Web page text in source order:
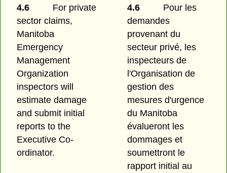
4.6
For private
sector claims,
Manitoba
Emergency
Management
Organization
inspectors will
estimate damage
and submit initial
reports to the
Executive Co-
ordinator.
4.6
Pour les
demandes
provenant du
secteur privé, les
inspecteurs de
l'Organisation de
gestion des
mesures d'urgence
du Manitoba
évalueront les
dommages et
soumettront le
rapport initial au